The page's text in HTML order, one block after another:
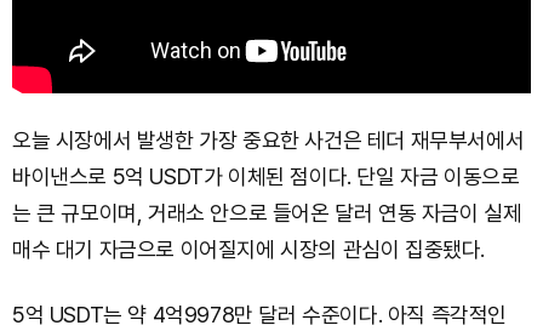
오늘 시장에서 발생한 가장 중요한 사건은 테더 재무부서에서
바이낸스로 5억 USDT가 이체된 점이다. 단일 자금 이동으로
는 큰 규모이며, 거래소 안으로 들어온 달러 연동 자금이 실제
매수 대기 자금으로 이어질지에 시장의 관심이 집중됐다.
5억 USDT는 약 4억9978만 달러 수준이다. 아직 즉각적인